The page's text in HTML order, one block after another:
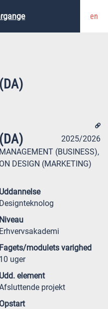
en
2025/2026
(BUSINESS),
DESIGN (MARKETING)
Uddannelse
Designteknolog
Niveau
Erhvervsakademi
Fagets/modulets varighed
10 uger
Udd. element
projekt
Opstart